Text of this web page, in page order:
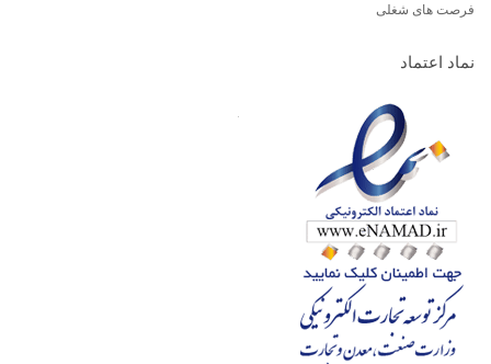
فرصت های شغلی
نماد اعتماد